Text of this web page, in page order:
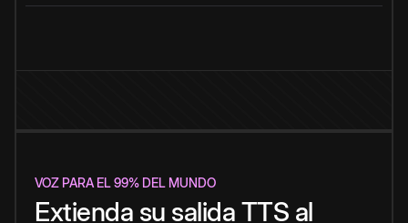
VOZ PARA EL 99% DEL MUNDO
Extienda su salida TTS al